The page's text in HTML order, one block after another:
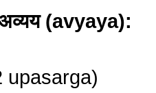
(avyaya):
upasarga)